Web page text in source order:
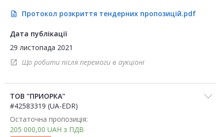
description Протокол розкриття тендерних пропозицій.pdf
Дата публікації
29 листопада 2021
open_in_new Що робити після перемоги в аукціоні
ТОВ "ПРИОРКА"
#42583319 (UA-EDR)
Остаточна пропозиція:
205 000,00 UAH з ПДВ